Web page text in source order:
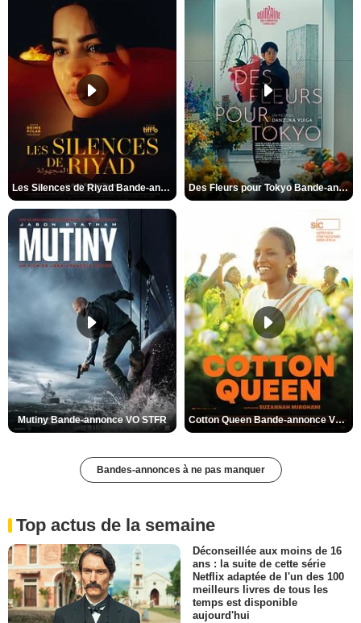
Les Silences de Riyad Bande-annonce VO STFR Des Fleurs pour Tokyo Bande-annonce VO STFR
Mutiny Bande-annonce VO STFR Cotton Queen Bande-annonce VO STFR
Bandes-annonces à ne pas manquer
Top actus de la semaine
Déconseillée aux moins de 16
ans : la suite de cette série
Netflix adaptée de l'un des 100
meilleurs livres de tous les
temps est disponible
aujourd'hui